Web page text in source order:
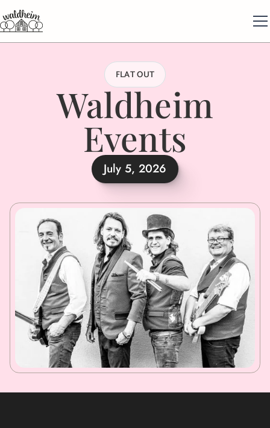
FLAT OUT
Waldheim
Events
July 5, 2026